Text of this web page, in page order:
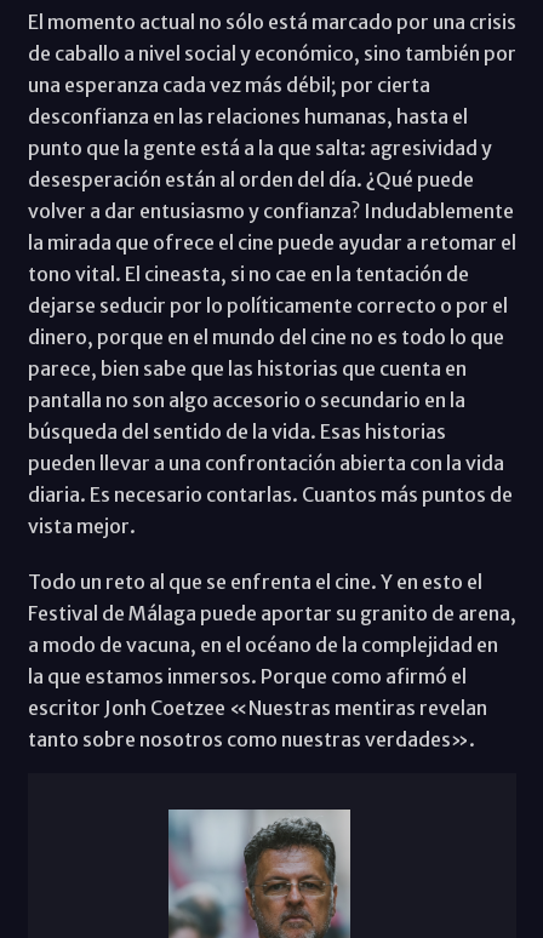
El momento actual no sólo está marcado por una crisis
de caballo a nivel social y económico, sino también por
una esperanza cada vez más débil; por cierta
desconfianza en las relaciones humanas, hasta el
punto que la gente está a la que salta: agresividad y
desesperación están al orden del día. ¿Qué puede
volver a dar entusiasmo y confianza? Indudablemente
la mirada que ofrece el cine puede ayudar a retomar el
tono vital. El cineasta, si no cae en la tentación de
dejarse seducir por lo políticamente correcto o por el
dinero, porque en el mundo del cine no es todo lo que
parece, bien sabe que las historias que cuenta en
pantalla no son algo accesorio o secundario en la
búsqueda del sentido de la vida. Esas historias
pueden llevar a una confrontación abierta con la vida
diaria. Es necesario contarlas. Cuantos más puntos de
vista mejor.
Todo un reto al que se enfrenta el cine. Y en esto el
Festival de Málaga puede aportar su granito de arena,
a modo de vacuna, en el océano de la complejidad en
la que estamos inmersos. Porque como afirmó el
escritor Jonh Coetzee «Nuestras mentiras revelan
tanto sobre nosotros como nuestras verdades».